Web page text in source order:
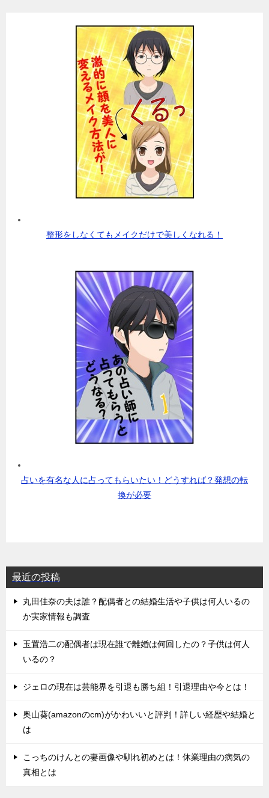
整形をしなくてもメイクだけで美しくなれる！
占いを有名な人に占ってもらいたい！どうすれば？発想の転
換が必要
最近の投稿
丸田佳奈の夫は誰？配偶者との結婚生活や子供は何人いるの
か実家情報も調査
玉置浩二の配偶者は現在誰で離婚は何回したの？子供は何人
いるの？
ジェロの現在は芸能界を引退も勝ち組！引退理由や今とは！
奥山葵(amazonのcm)がかわいいと評判！詳しい経歴や結婚と
は
こっちのけんとの妻画像や馴れ初めとは！休業理由の病気の
真相とは